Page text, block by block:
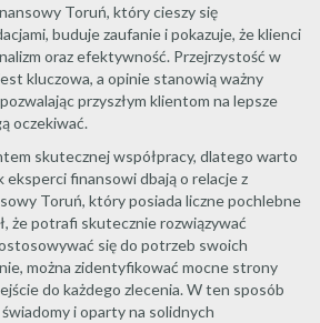
Toruń, który cieszy się
buduje zaufanie i pokazuje, że klienci
oraz efektywność. Przejrzystość w
kluczowa, a opinie stanowią ważny
przyszłym klientom na lepsze
oczekiwać.
skutecznej współpracy, dlatego warto
eksperci finansowi dbają o relacje z
Toruń, który posiada liczne pochlebne
że potrafi skutecznie rozwiązywać
się do potrzeb swoich
można zidentyfikować mocne strony
do każdego zlecenia. W ten sposób
i oparty na solidnych